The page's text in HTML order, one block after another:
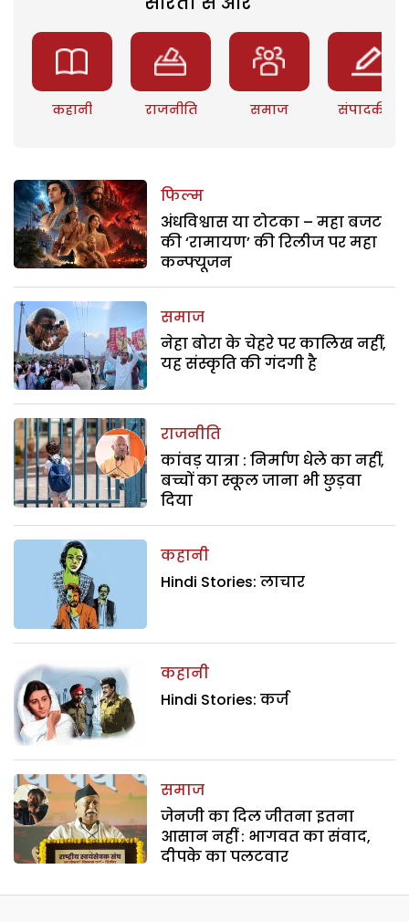
कहानी राजनीति समाज संपादकीय
फिल्म
अंधविश्वास या टोटका – महा बजट
की ‘रामायण’ की रिलीज पर महा
कन्फ्यूजन
समाज
नेहा बोरा के चेहरे पर कालिख नहीं,
यह संस्कृति की गंदगी है
राजनीति
कांवड़ यात्रा : निर्माण धेले का नहीं,
बच्चों का स्कूल जाना भी छुड़वा
दिया
कहानी
Hindi Stories: लाचार
कहानी
Hindi Stories: कर्ज
समाज
जेनजी का दिल जीतना इतना
आसान नहीं : भागवत का संवाद,
दीपके का पलटवार